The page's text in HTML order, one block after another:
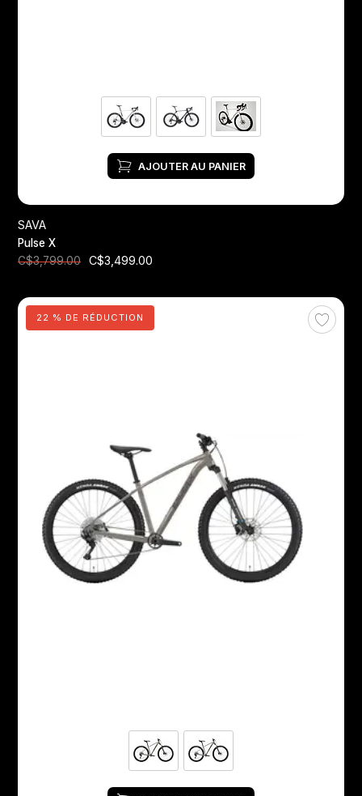
AJOUTER AU PANIER
SAVA
Pulse X
C$3,799.00
C$3,499.00
22 % DE RÉDUCTION